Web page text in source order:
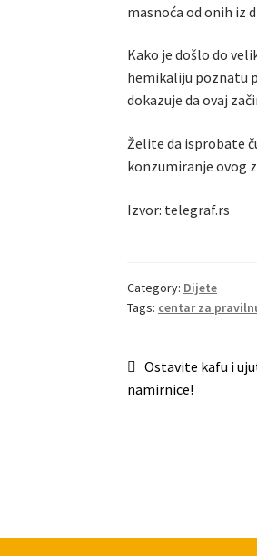
masnoća od onih iz
Kako je došlo do
hemikaliju poznatu
dokazuje da ovaj
Želite da isprobate
konzumiranje ovog
Izvor: telegraf.rs
Category: Dijete
Tags: centar za
Post
navigation
Previous
post:
Ostavite kafu i
namirnice!